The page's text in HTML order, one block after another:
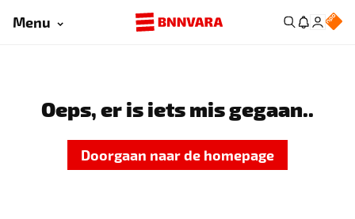
Menu
Oeps, er is iets mis gegaan..
Doorgaan naar de homepage